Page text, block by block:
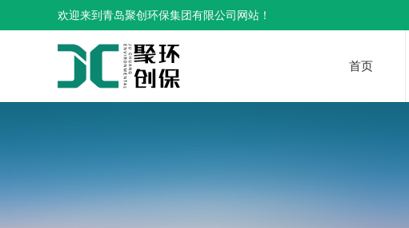
欢迎来到青岛聚创环保集团有限公司网站！
首页